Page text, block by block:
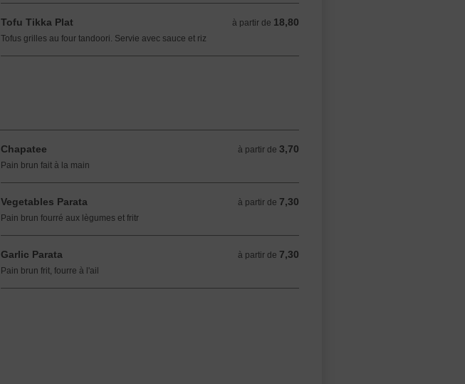
Tofu Tikka Plat à partir de 18,80
à partir de 18,80 EUR
Tofus grilles au four tandoori. Servie avec sauce et riz
Chapatee à partir de 3,70
à partir de 3,70 EUR
Pain brun fait à la main
Vegetables Parata à partir de 7,30
à partir de 7,30 EUR
Pain brun fourré aux lègumes et fritr
Garlic Parata à partir de 7,30
à partir de 7,30 EUR
Pain brun frit, fourre à l'ail